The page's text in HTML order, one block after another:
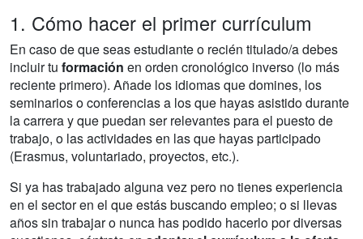
1. Cómo hacer el primer currículum
En caso de que seas estudiante o recién titulado/a debes
incluir tu formación en orden cronológico inverso (lo más
reciente primero). Añade los idiomas que domines, los
seminarios o conferencias a los que hayas asistido durante
la carrera y que puedan ser relevantes para el puesto de
trabajo, o las actividades en las que hayas participado
(Erasmus, voluntariado, proyectos, etc.).
Si ya has trabajado alguna vez pero no tienes experiencia
en el sector en el que estás buscando empleo; o si llevas
años sin trabajar o nunca has podido hacerlo por diversas